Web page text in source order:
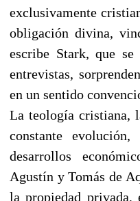
exclusivamente
obligación divina,
escribe Stark, que
entrevistas,
en un sentido
La teología cristiana,
constante
desarrollos
Agustín y Tomás de
la propiedad